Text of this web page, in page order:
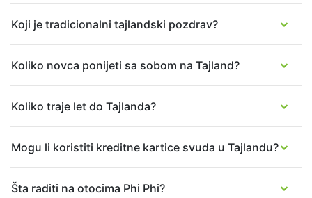
Koji je tradicionalni tajlandski pozdrav?
Koliko novca ponijeti sa sobom na Tajland?
Koliko traje let do Tajlanda?
Mogu li koristiti kreditne kartice svuda u Tajlandu?
Šta raditi na otocima Phi Phi?